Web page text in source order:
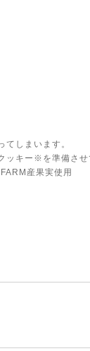
しまいます。
キー※を準備させ
産果実使用